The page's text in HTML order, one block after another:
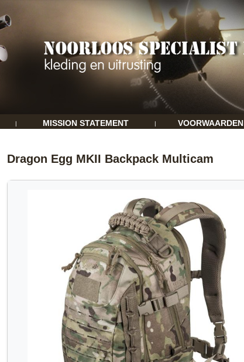
| MISSION STATEMENT | VOORWAARDEN
Dragon Egg MKII Backpack Multicam